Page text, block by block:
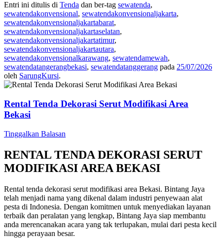
Entri ini ditulis di Tenda dan ber-tag sewatenda,
sewatendakonvensional, sewatendakonvensionaljakarta,
sewatendakonvensionaljakartabarat,
sewatendakonvensionaljakartaselatan,
sewatendakonvensionaljakartatimur,
sewatendakonvensionaljakartautara,
sewatendakonvensionalkarawang, sewatendamewah,
sewatendatangerangbekasi, sewatendatanggerang pada 25/07/2026
oleh SarungKursi.
Rental Tenda Dekorasi Serut Modifikasi Area
Bekasi
Tinggalkan Balasan
RENTAL TENDA DEKORASI SERUT
MODIFIKASI AREA BEKASI
Rental tenda dekorasi serut modifikasi area Bekasi. Bintang Jaya
telah menjadi nama yang dikenal dalam industri penyewaan alat
pesta di Indonesia. Dengan komitmen untuk menyediakan layanan
terbaik dan peralatan yang lengkap, Bintang Jaya siap membantu
anda merencanakan acara yang tak terlupakan, mulai dari pesta kecil
hingga perayaan besar.